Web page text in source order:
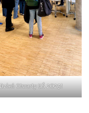
Dzień Otwarty UŚ 2025!